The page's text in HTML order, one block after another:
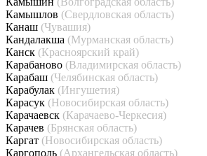
Камышлов (Свердловская область)
Канаш (Чувашия)
Кандалакша (Мурманская область)
Канск (Красноярский край)
Карабаново (Владимирская область)
Карабаш (Челябинская область)
Карабулак (Ингушетия)
Карасук (Новосибирская область)
Карачаевск (Карачаево-Черкесия)
Карачев (Брянская область)
Каргат (Новосибирская область)
Каргополь (Архангельская область)